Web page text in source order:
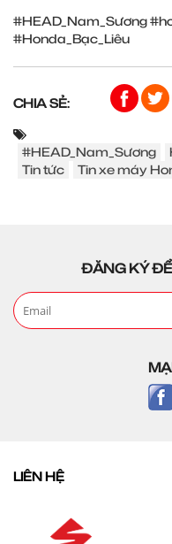
#HEAD_Nam_Sương
#Honda_Bạc_Liêu
CHIA SẺ:
#HEAD_Nam_Sương
Tin tức
Tin xe máy
ĐĂNG KÝ
LIÊN HỆ